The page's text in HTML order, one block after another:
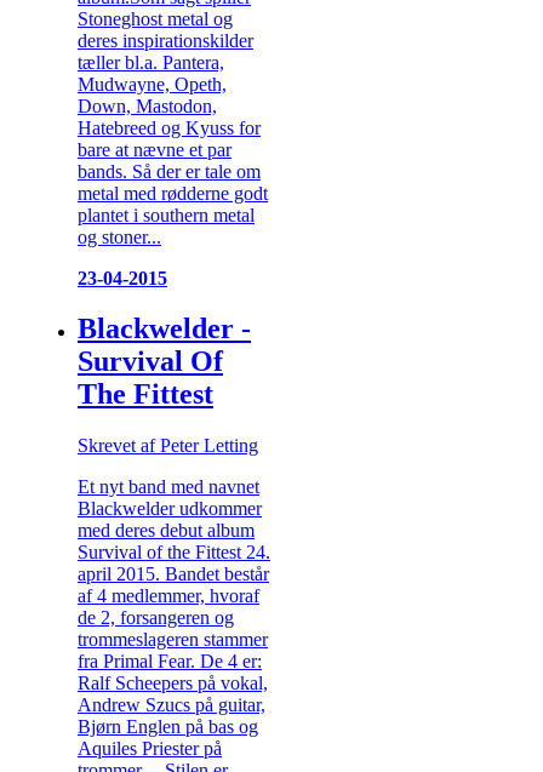
Stoneghost metal og
deres inspirationskilder
tæller bl.a. Pantera,
Mudwayne, Opeth,
Down, Mastodon,
Hatebreed og Kyuss for
bare at nævne et par
bands. Så der er tale om
metal med rødderne godt
plantet i southern metal
og stoner...
23-04-2015
Blackwelder -
Survival Of
The Fittest
Skrevet af Peter Letting
Et nyt band med navnet
Blackwelder udkommer
med deres debut album
Survival of the Fittest 24.
april 2015. Bandet består
af 4 medlemmer, hvoraf
de 2, forsangeren og
trommeslageren stammer
fra Primal Fear. De 4 er:
Ralf Scheepers på vokal,
Andrew Szucs på guitar,
Bjørn Englen på bas og
Aquiles Priester på